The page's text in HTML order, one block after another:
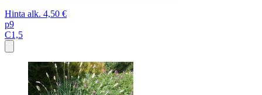
Hinta alk. 4,50 €
p9
C1,5